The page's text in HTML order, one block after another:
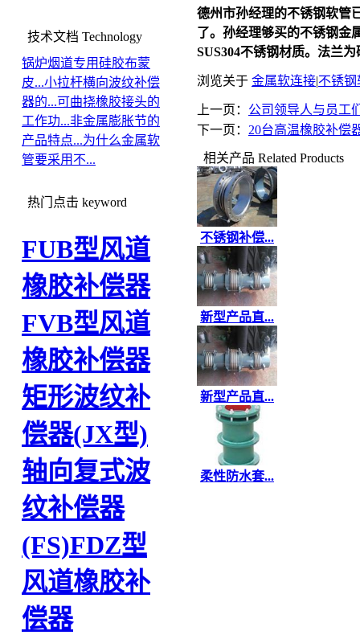
技术文档 Technology
锅炉烟道专用硅胶布蒙
皮...小拉杆横向波纹补偿
器的...可曲挠橡胶接头的
工作功...非金属膨胀节的
产品特点...为什么金属软
管要采用不...
热门点击 keyword
FUB型风道
橡胶补偿器
FVB型风道
橡胶补偿器
矩形波纹补
偿器(JX型)
轴向复式波
纹补偿器
(FS)FDZ型
风道橡胶补
偿器
德州市孙经理的不锈钢软管
了。孙经理够买的不锈钢金
SUS304不锈钢材质。法兰为
浏览关于 金属软连接|不锈钢
上一页： 公司领导人与员工
下一页： 20台高温橡胶补偿
相关产品 Related Products
不锈钢补偿...
新型产品直...
新型产品直...
柔性防水套...